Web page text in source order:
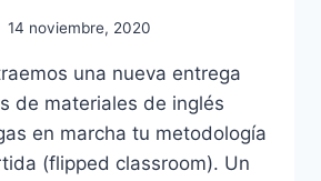
14 noviembre, 2020
una nueva entrega
de materiales de inglés
en marcha tu metodología
(flipped classroom). Un